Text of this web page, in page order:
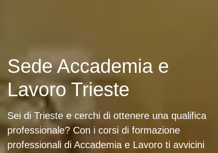
Sede Accademia e
Lavoro Trieste
Sei di Trieste e cerchi di ottenere una qualifica
professionale? Con i corsi di formazione
professionali di Accademia e Lavoro ti avvicini